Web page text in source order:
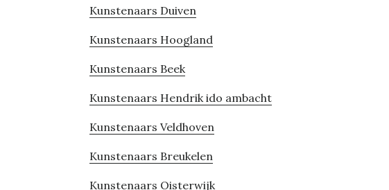
Kunstenaars Duiven
Kunstenaars Hoogland
Kunstenaars Beek
Kunstenaars Hendrik ido ambacht
Kunstenaars Veldhoven
Kunstenaars Breukelen
Kunstenaars Oisterwijk